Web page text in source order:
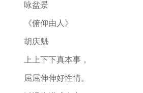
咏盆景
《俯仰由人》
胡庆魁
上上下下真本事，
屈屈伸伸好性情。